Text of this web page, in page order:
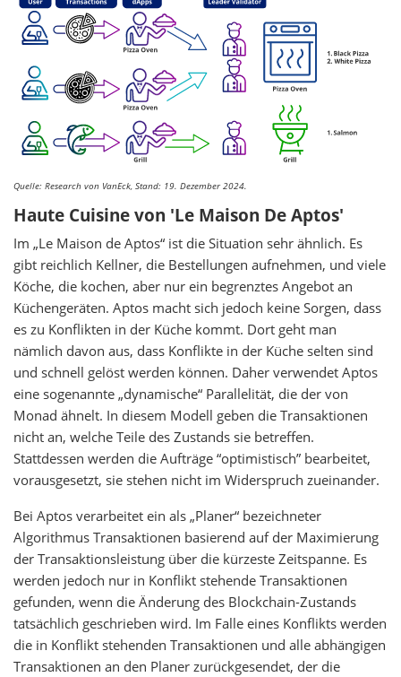
Quelle: Research von VanEck, Stand: 19. Dezember 2024.
Haute Cuisine von 'Le Maison De Aptos'
Im „Le Maison de Aptos“ ist die Situation sehr ähnlich. Es
gibt reichlich Kellner, die Bestellungen aufnehmen, und viele
Köche, die kochen, aber nur ein begrenztes Angebot an
Küchengeräten. Aptos macht sich jedoch keine Sorgen, dass
es zu Konflikten in der Küche kommt. Dort geht man
nämlich davon aus, dass Konflikte in der Küche selten sind
und schnell gelöst werden können. Daher verwendet Aptos
eine sogenannte „dynamische“ Parallelität, die der von
Monad ähnelt. In diesem Modell geben die Transaktionen
nicht an, welche Teile des Zustands sie betreffen.
Stattdessen werden die Aufträge “optimistisch” bearbeitet,
vorausgesetzt, sie stehen nicht im Widerspruch zueinander.
Bei Aptos verarbeitet ein als „Planer“ bezeichneter
Algorithmus Transaktionen basierend auf der Maximierung
der Transaktionsleistung über die kürzeste Zeitspanne. Es
werden jedoch nur in Konflikt stehende Transaktionen
gefunden, wenn die Änderung des Blockchain-Zustands
tatsächlich geschrieben wird. Im Falle eines Konflikts werden
die in Konflikt stehenden Transaktionen und alle abhängigen
Transaktionen an den Planer zurückgesendet, der die